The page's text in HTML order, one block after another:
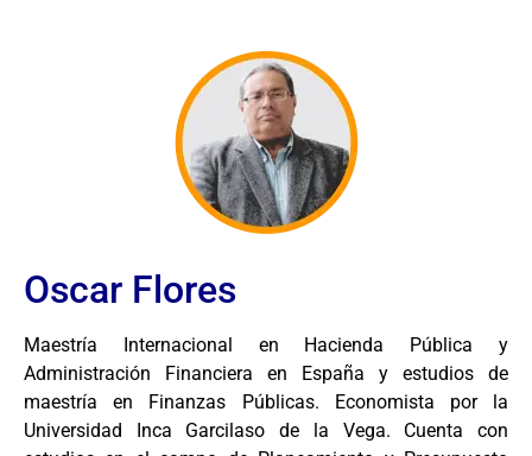
Oscar Flores
Maestría Internacional en Hacienda Pública y
Administración Financiera en España y estudios de
maestría en Finanzas Públicas. Economista por la
Universidad Inca Garcilaso de la Vega. Cuenta con